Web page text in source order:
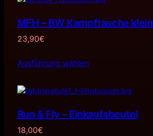
MFH – BW Kampftasche klein
23,90€
Ausführung wählen
Run & Fly – Einkaufsbeutel
18,00€